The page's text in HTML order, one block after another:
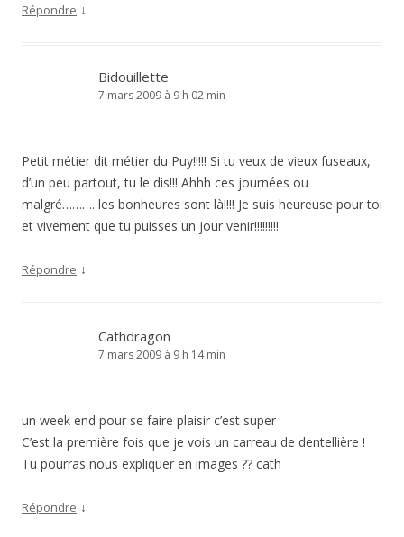
Répondre ↓
Bidouillette
7 mars 2009 à 9 h 02 min
Petit métier dit métier du Puy!!!!! Si tu veux de vieux fuseaux,
d’un peu partout, tu le dis!!! Ahhh ces journées ou
malgré………. les bonheures sont là!!!! Je suis heureuse pour toi
et vivement que tu puisses un jour venir!!!!!!!!!
Répondre ↓
Cathdragon
7 mars 2009 à 9 h 14 min
un week end pour se faire plaisir c’est super
C’est la première fois que je vois un carreau de dentellière !
Tu pourras nous expliquer en images ?? cath
Répondre ↓